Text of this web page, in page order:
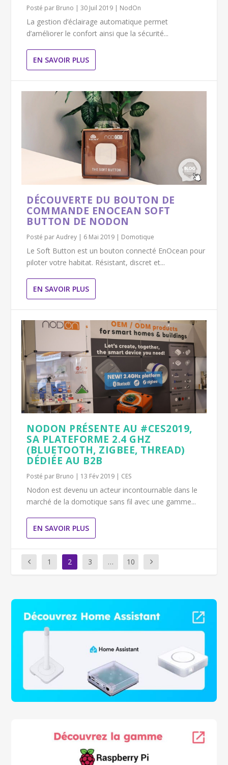
Posté par Bruno |30 Juil 2019 | NodOn
La gestion d’éclairage automatique permet
d’améliorer le confort ainsi que la sécurité...
EN SAVOIR PLUS
DÉCOUVERTE DU BOUTON DE
COMMANDE ENOCEAN SOFT
BUTTON DE NODON
Posté parAudrey | 6 Mai 2019 | Domotique
Le Soft Button est un bouton connecté EnOcean pour
piloter votre habitat. Résistant, discret et...
EN SAVOIR PLUS
NODON PRÉSENTE AU #CES2019,
SA PLATEFORME 2.4 GHZ
(BLUETOOTH, ZIGBEE, THREAD)
DÉDIÉE AU B2B
Posté par Bruno | 13 Fév 2019 | CES
Nodon est devenu un acteur incontournable dans le
marché de la domotique sans fil avec une gamme...
EN SAVOIR PLUS
1 2 3 … 10